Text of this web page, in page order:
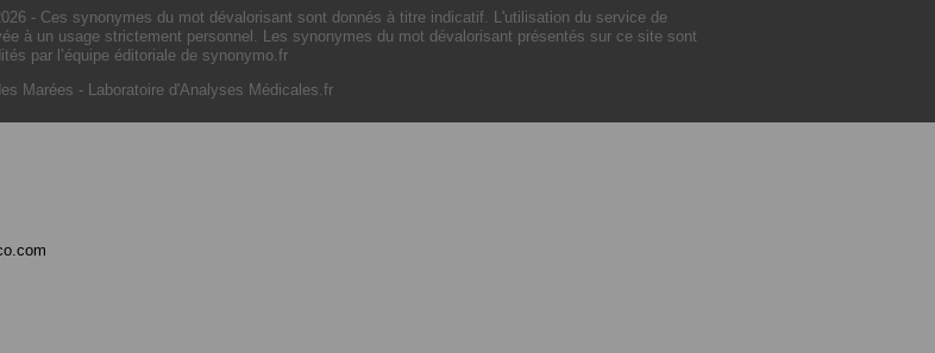
- Ces synonymes du mot dévalorisant sont donnés à titre indicatif. L'utilisation du service de
à un usage strictement personnel. Les synonymes du mot dévalorisant présentés sur ce site sont
par l’équipe éditoriale de synonymo.fr
Marées - Laboratoire d'Analyses Médicales.fr